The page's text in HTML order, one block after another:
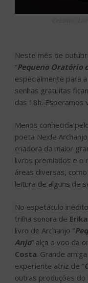
Neste mês de
“Pequeno Oratório
especialmente para
senhas gratuitas
das 18h. Esperamos
Menos conhecida
poeta Neide
criadora da maior
livros premiados e o
áreas diversas, como
leitura de alguns de
No espetáculo
trilha sonora de
livro de Archanjo “
Anjo” alça o voo da
Costa. Grande
experiente atriz de “
outras produções